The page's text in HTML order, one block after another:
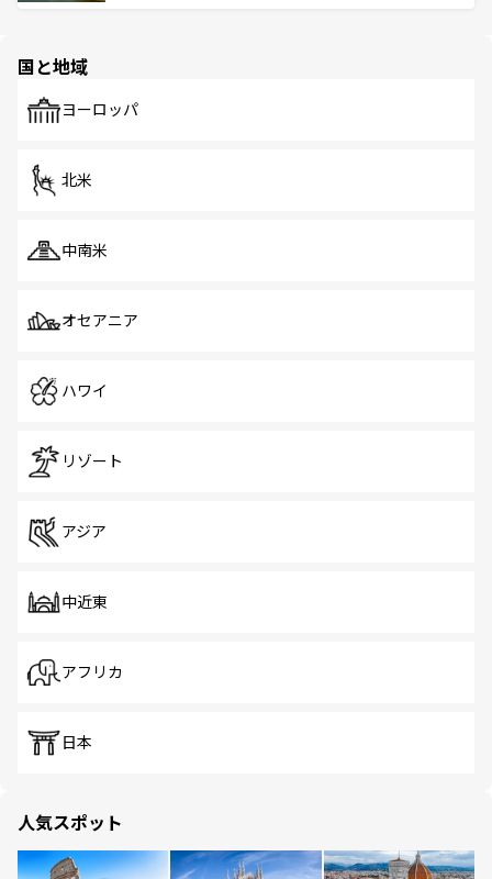
で、ホーカーズは地元の風情を楽しめる外せないスポット
国と地域
ヨーロッパ
北米
中南米
オセアニア
ハワイ
リゾート
アジア
中近東
アフリカ
日本
人気スポット